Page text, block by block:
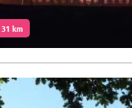
km